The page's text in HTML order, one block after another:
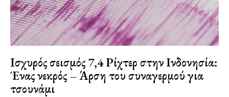
Ισχυρός σεισμός 7,4 Ρίχτερ στην Ινδονησία:
Ένας νεκρός – Άρση του συναγερμού για
τσουνάμι